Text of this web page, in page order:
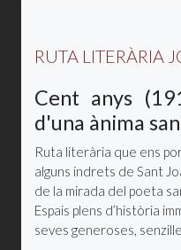
RUTA LITERÀRIA
Cent anys
d'una ànima
Ruta literària que ens
alguns indrets de Sant
de la mirada del poeta
Espais plens d’història
seves generoses,